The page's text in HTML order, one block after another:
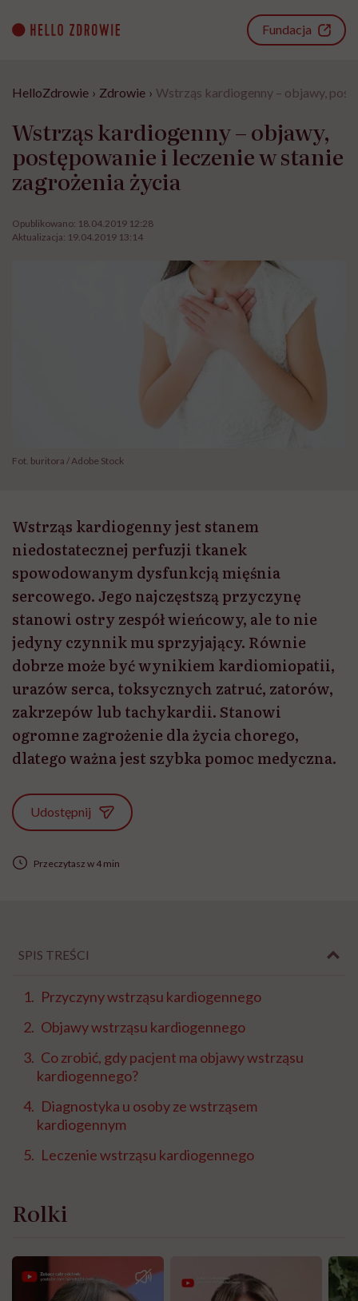
content
Fundacja
HelloZdrowie › Zdrowie › Wstrząs kardiogenny – objawy,
Wstrząs kardiogenny – objawy,
postępowanie i leczenie w stanie
zagrożenia życia
Opublikowano: 18.04.2019 12:28
Aktualizacja: 19.04.2019 13:14
Fot. buritora / Adobe Stock
Wstrząs kardiogenny jest stanem
niedostatecznej perfuzji tkanek
spowodowanym dysfunkcją mięśnia
sercowego. Jego najczęstszą przyczynę
stanowi ostry zespół wieńcowy, ale to nie
jedyny czynnik mu sprzyjający. Równie
dobrze może być wynikiem kardiomiopatii,
urazów serca, toksycznych zatruć, zatorów,
zakrzepów lub tachykardii. Stanowi
ogromne zagrożenie dla życia chorego,
dlatego ważna jest szybka pomoc medyczna.
Udostępnij
Przeczytasz w 4 min
SPIS TREŚCI
Przyczyny wstrząsu kardiogennego
Objawy wstrząsu kardiogennego
Co zrobić, gdy pacjent ma objawy wstrząsu
kardiogennego?
Diagnostyka u osoby ze wstrząsem
kardiogennym
Leczenie wstrząsu kardiogennego
Rolki